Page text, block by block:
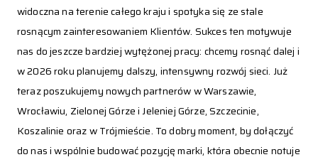
widoczna na terenie całego kraju i spotyka się ze stale
rosnącym zainteresowaniem Klientów. Sukces ten motywuje
nas do jeszcze bardziej wytężonej pracy: chcemy rosnąć dalej i
w 2026 roku planujemy dalszy, intensywny rozwój sieci. Już
teraz poszukujemy nowych partnerów w Warszawie,
Wrocławiu, Zielonej Górze i Jeleniej Górze, Szczecinie,
Koszalinie oraz w Trójmieście. To dobry moment, by dołączyć
do nas i wspólnie budować pozycję marki, która obecnie notuje